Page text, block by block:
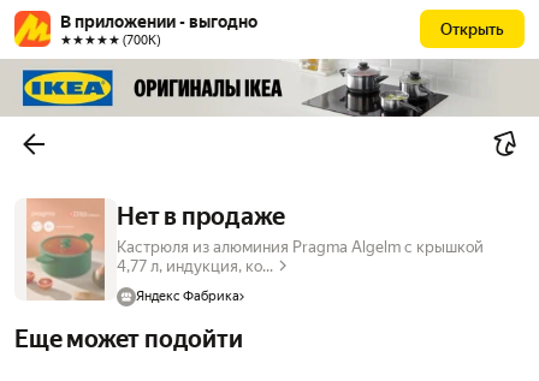
В приложении - выгодно
★★★★★ (700К)
Открыть
Нет в продаже
Кастрюля из алюминия Pragma Algelm с крышкой
4,77 л, индукция, ко...
Яндекс Фабрика
Еще может подойти